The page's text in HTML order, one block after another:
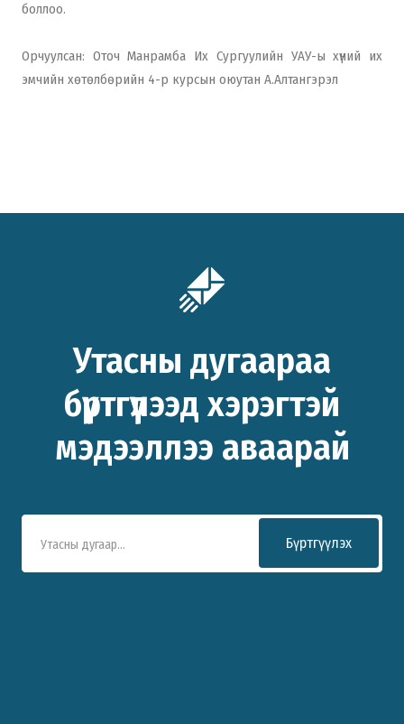
боллоо.
Орчуулсан: Оточ Манрамба Их Сургуулийн УАУ-ы хүний их
эмчийн хөтөлбөрийн 4-р курсын оюутан А.Алтангэрэл
Утасны дугаараа
бүртгүүлээд хэрэгтэй
мэдээллээ аваарай
Бүртгүүлэх